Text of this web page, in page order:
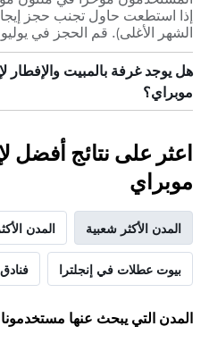
إذا استطعت حاول تجنب حجز
الشهر الأغلى). قم الحجز في
هل يوجد غرفة بالمبيت والإفطار
موبراي؟
اعثر على نتائج أفضل
موبراي
المدن الأكثر شعبية المدن
بيوت عطلات في إنجلترا
المدن التي يبحث عنها مستخدمونا